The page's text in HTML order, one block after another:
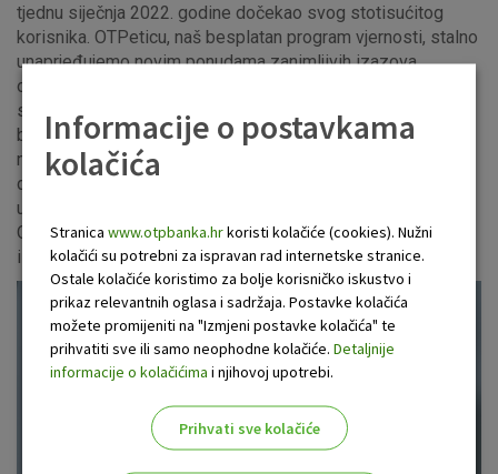
tjednu siječnja 2022. godine dočekao svog stotisućitog
korisnika. OTPeticu, naš besplatan program vjernosti, stalno
unaprjeđujemo novim ponudama zanimljivih izazova,
odličnih pogodnosti i izvrsnih nagrada naših partnera te mu
se mogu priključiti svi korisnici Internet ili mobilnog
bankarstva OTP banke d.d. U OTPetici se vjernost posebno
nagrađuje pa smo ovu veliku brojku obilježili prigodnim
druženjem na kojem je naš direktor prodaje i marketinga
uručio staklenu plaketu sretnom stotisućitom korisniku
OTPetice, Mariju Gašparu iz Splita, a novčana nagrada u
iznosu od 2.000 kuna mu je uplaćena na tekući račun.
Informacije o postavkama
kolačića
Stranica www.otpbanka.hrkoristi kolačiće (cookies). Nužni
kolačići su potrebni za ispravan rad internetske stranice.
Ostale kolačiće koristimo za bolje korisničko iskustvo i
prikaz relevantnih oglasa i sadržaja. Postavke kolačića
možete promijeniti na "Izmjeni postavke kolačića" te
prihvatiti sve ili samo neophodne kolačiće. Detaljnije
informacije o kolačićima i njihovoj upotrebi.
Prihvati sve kolačiće